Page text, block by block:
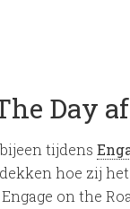
Day
tijdens
hoe zij
on the